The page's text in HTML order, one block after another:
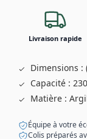
Livraison rapide
Dimensions :
Capacité :
Matière :
Équipe à votre
Colis préparés